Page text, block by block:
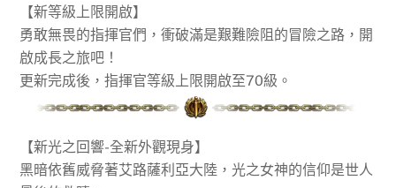
【新等級上限開啟】
勇敢無畏的指揮官們，衝破滿是艱難險阻的冒險之路，開
啟成長之旅吧！
更新完成後，指揮官等級上限開啟至70級。
【新光之回響-全新外觀現身】
黑暗依舊威脅著艾路薩利亞大陸，光之女神的信仰是世人